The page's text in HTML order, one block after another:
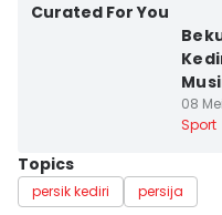
Curated For You
08
Sport
Topics
persik kediri persija